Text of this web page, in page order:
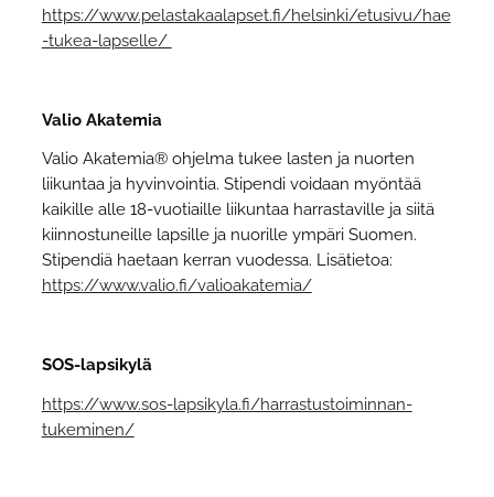
https://www.pelastakaalapset.fi/helsinki/etusivu/hae
-tukea-lapselle/
Valio Akatemia
Valio Akatemia® ohjelma tukee lasten ja nuorten
liikuntaa ja hyvinvointia. Stipendi voidaan myöntää
kaikille alle 18-vuotiaille liikuntaa harrastaville ja siitä
kiinnostuneille lapsille ja nuorille ympäri Suomen.
Stipendiä haetaan kerran vuodessa. Lisätietoa:
https://www.valio.fi/valioakatemia/
SOS-lapsikylä
https://www.sos-lapsikyla.fi/harrastustoiminnan-
tukeminen/